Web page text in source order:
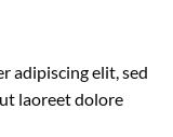
adipiscing elit, sed
laoreet dolore